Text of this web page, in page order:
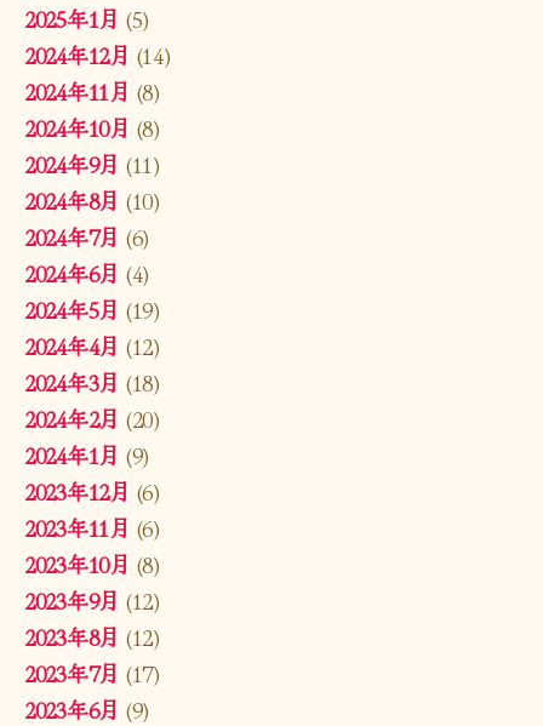
2025年1月 (5)
2024年12月 (14)
2024年11月 (8)
2024年10月 (8)
2024年9月 (11)
2024年8月 (10)
2024年7月 (6)
2024年6月 (4)
2024年5月 (19)
2024年4月 (12)
2024年3月 (18)
2024年2月 (20)
2024年1月 (9)
2023年12月 (6)
2023年11月 (6)
2023年10月 (8)
2023年9月 (12)
2023年8月 (12)
2023年7月 (17)
2023年6月 (9)